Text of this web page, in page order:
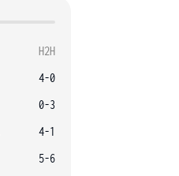
H2H
4-0
0-3
4-1
5-6